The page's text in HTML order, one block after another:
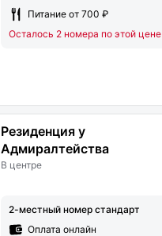
Питание от 700 ₽
Осталось 2 номера по этой цене
Резиденция у
Адмиралтейства
В центре
2-местный номер стандарт
Оплата онлайн